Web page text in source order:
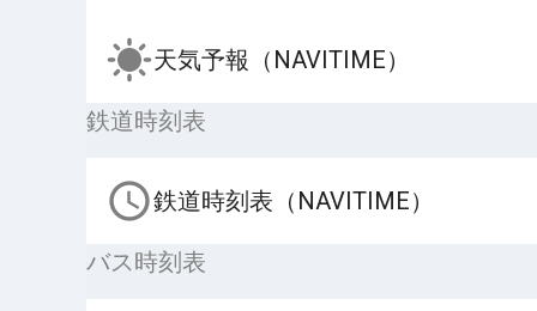
天気予報（NAVITIME）
鉄道時刻表
鉄道時刻表（NAVITIME）
バス時刻表